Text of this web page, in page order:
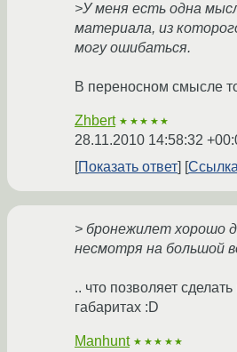
>У меня есть одна
материала, из
могу ошибаться.
В переносном смысле
Zhbert ★★★★★
28.11.2010 14:58:32
Показать ответ
> бронежилет хорошо
несмотря на большой
.. что позволяет
габаритах :D
Manhunt ★★★★★